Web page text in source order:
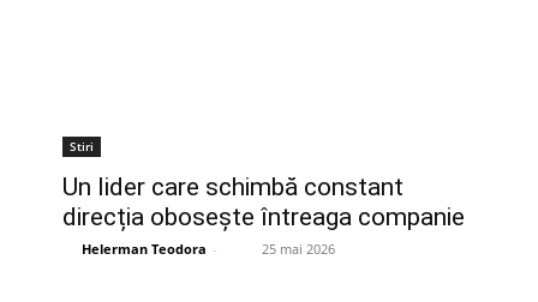
Stiri
Un lider care schimbă constant
direcția obosește întreaga companie
Helerman Teodora - 25 mai 2026